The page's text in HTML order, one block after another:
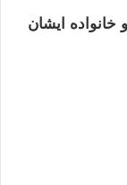
خانواده ایشان